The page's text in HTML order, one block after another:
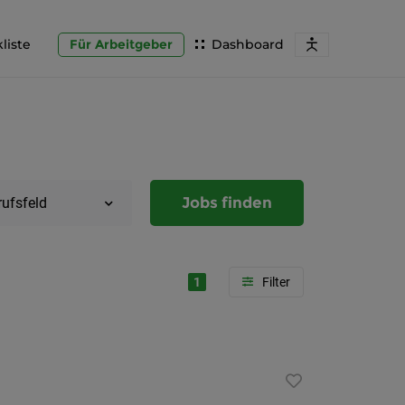
Dashboard
Für Arbeitgeber
Jobs finden
1